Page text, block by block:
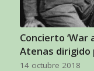
Concierto ‘War
Atenas dirigido
14 octubre 2018